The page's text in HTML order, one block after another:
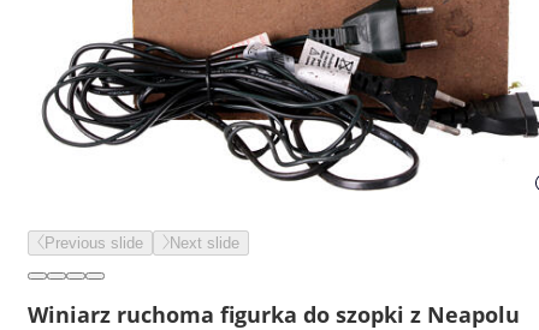
Previous slide Next slide
Winiarz ruchoma figurka do szopki z Neapolu